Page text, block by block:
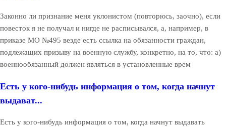
Законно ли признание меня уклонистом (повторюсь, заочно), если
повесток я не получал и нигде не расписывался, а, например, в
приказе МО №495 везде есть ссылка на обязанности граждан,
подлежащих призыву на военную службу, конкретно, на то, что: а)
военнообязанный должен являться в установленные врем
Есть у кого-нибудь информация о том, когда начнут
выдават...
Есть у кого-нибудь информация о том, когда начнут выдавать